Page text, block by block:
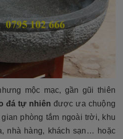
mộc mạc, gần gũi thiên
đá tự nhiên được ưa chuộng
phòng tắm ngoài trời, khu
nhà hàng, khách sạn… hoặc